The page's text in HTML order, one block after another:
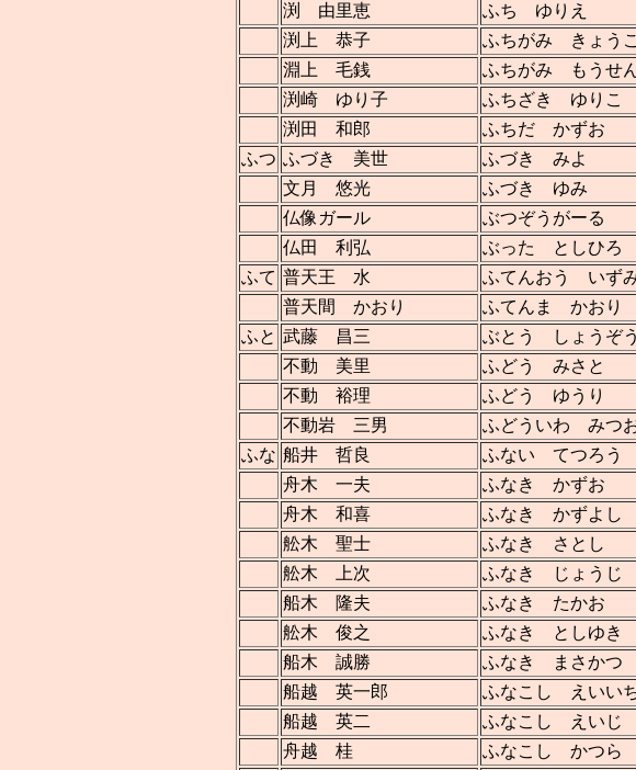
渕 由里恵
ふち ゆりえ
渕上 恭子
ふちがみ きょうこ
淵上 毛銭
ふちがみ もうせ
渕崎 ゆり子
ふちざき ゆりこ
渕田 和郎
ふちだ かずお
ふつ ふづき 美世 ふづき みよ
文月 悠光
ふづき ゆみ
仏像ガール
ぶつぞうがーる
仏田 利弘
ぶった としひろ
ふて 普天王 水 ふてんおう いず
普天間 かおり
ふてんま かおり
ふと 武藤 昌三 ぶとう しょうぞう
不動 美里
ふどう みさと
不動 裕理
ふどう ゆうり
不動岩 三男
ふどういわ みつ
ふな 船井 哲良 ふない てつろう
舟木 一夫
ふなき かずお
舟木 和喜
ふなき かずよし
舩木 聖士
ふなき さとし
舩木 上次
ふなき じょうじ
船木 隆夫
ふなき たかお
舩木 俊之
ふなき としゆき
船木 誠勝
ふなき まさかつ
船越 英一郎
ふなこし えいい
船越 英二
ふなこし えいじ
舟越 桂
ふなこし かつら